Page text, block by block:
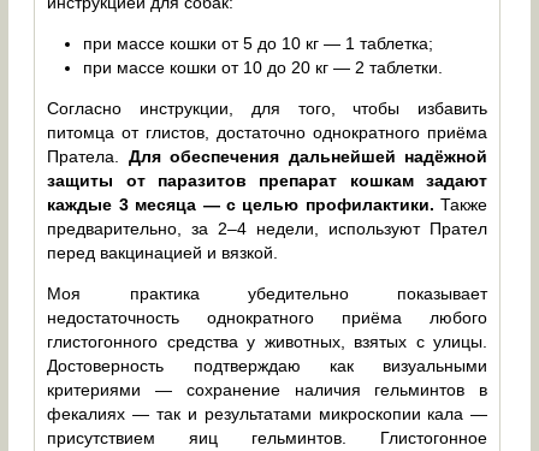
при массе кошки от 5 до 10 кг — 1 таблетка;
при массе кошки от 10 до 20 кг — 2 таблетки.
Согласно инструкции, для того, чтобы избавить
питомца от глистов, достаточно однократного приёма
Пратела. Для обеспечения дальнейшей надёжной
защиты от паразитов препарат кошкам задают
каждые 3 месяца — с целью профилактики. Также
предварительно, за 2–4 недели, используют Прател
перед вакцинацией и вязкой.
Моя практика убедительно показывает
недостаточность однократного приёма любого
глистогонного средства у животных, взятых с улицы.
Достоверность подтверждаю как визуальными
критериями — сохранение наличия гельминтов в
фекалиях — так и результатами микроскопии кала —
присутствием яиц гельминтов. Глистогонное